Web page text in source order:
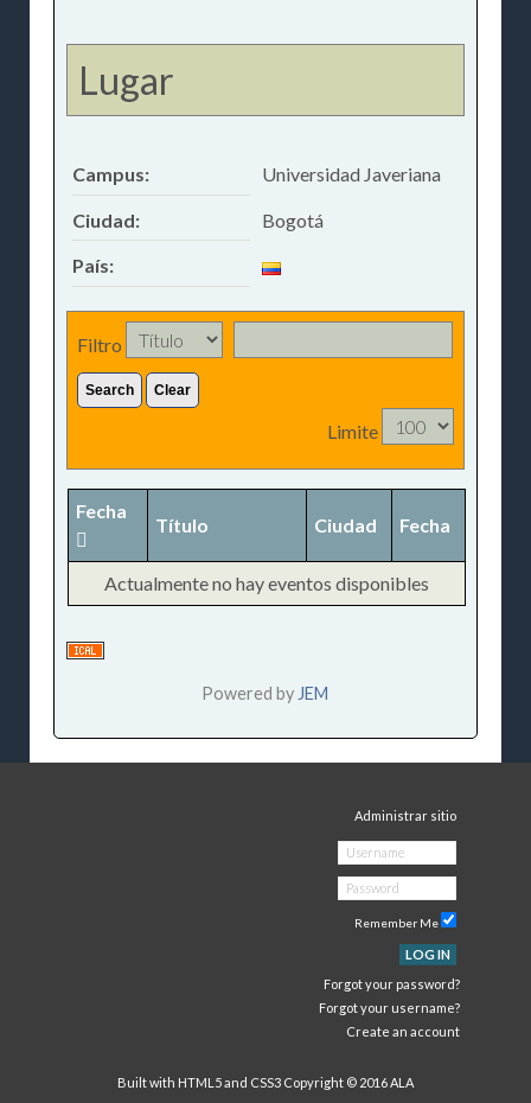
Lugar
Campus: Universidad Javeriana
Ciudad: Bogotá
País:
Filtro
Search Clear
Limite
Fecha
Título Ciudad Fecha
Actualmente no hay eventos disponibles
Powered by JEM
Administrar sitio
Remember Me
LOG IN
Forgot your password?
Forgot your username?
Create an account
Built with HTML5 and CSS3 Copyright © 2016 ALA